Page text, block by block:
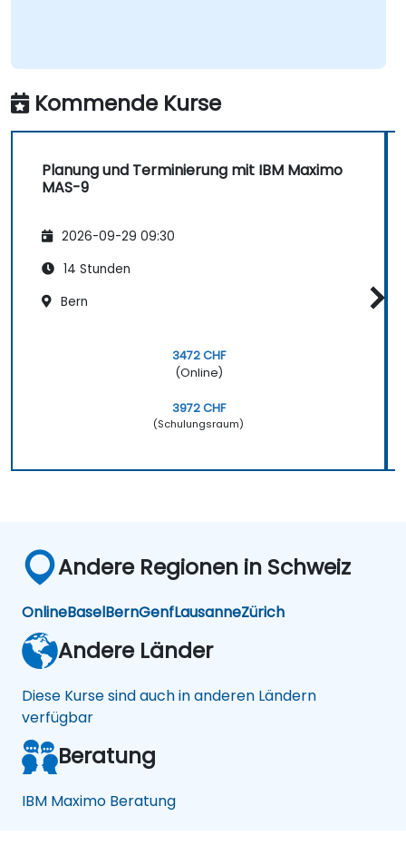
Kommende Kurse
Planung und Terminierung mit IBM Maximo
MAS-9
2026-09-29 09:30
14 Stunden
Bern
3472 CHF
(Online)
3972 CHF
(Schulungsraum)
Andere Regionen in Schweiz
OnlineBaselBernGenfLausanneZürich
Andere Länder
Diese Kurse sind auch in anderen Ländern
verfügbar
Beratung
IBM Maximo Beratung